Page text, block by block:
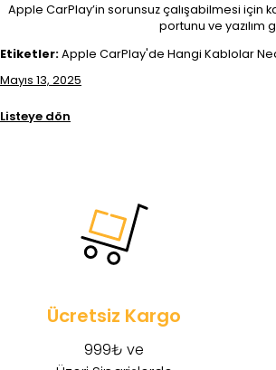
Apple CarPlay’in sorunsuz çalışabilmesi için
portunu ve
Etiketler:Apple CarPlay'de Hangi Kablolar
Mayıs 13, 2025
Listeye dön
Ücretsiz Kargo
999₺ ve